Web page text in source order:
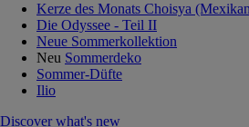
Kerze des Monats Choisya
Die Odyssee - Teil II
Neue Sommerkollektion
Neu Sommerdeko
Sommer-Düfte
Ilio
Discover what's new